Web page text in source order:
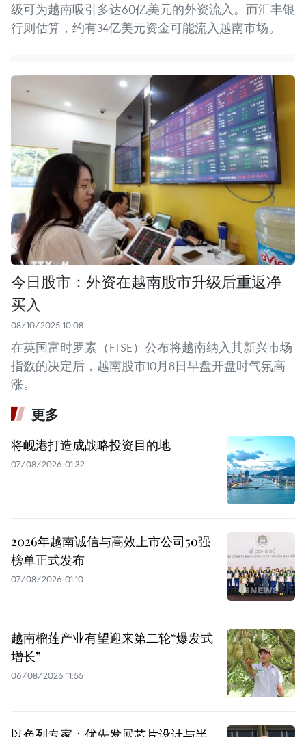
级可为越南吸引多达60亿美元的外资流入。而汇丰银
行则估算，约有34亿美元资金可能流入越南市场。
今日股市：外资在越南股市升级后重返净
买入
08/10/2025 10:08
在英国富时罗素（FTSE）公布将越南纳入其新兴市场
指数的决定后，越南股市10月8日早盘开盘时气氛高
涨。
更多
将岘港打造成战略投资目的地
07/08/2026 01:32
2026年越南诚信与高效上市公司50强
榜单正式发布
07/08/2026 01:10
越南榴莲产业有望迎来第二轮“爆发式
增长”
06/08/2026 11:55